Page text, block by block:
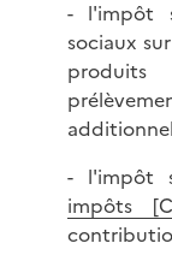
- l'impôt
sociaux
produits
- l'impôt
impôts